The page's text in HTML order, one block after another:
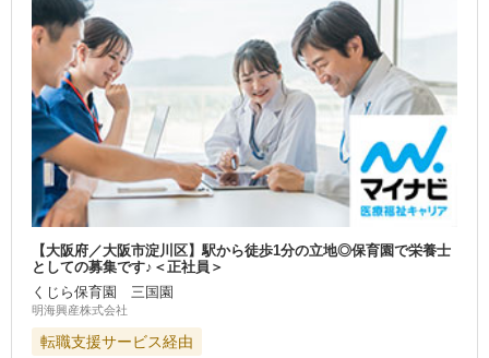
【大阪府／大阪市淀川区】駅から徒歩1分の立地◎保育園で栄養士
としての募集です♪＜正社員＞
くじら保育園 三国園
明海興産株式会社
転職支援サービス経由